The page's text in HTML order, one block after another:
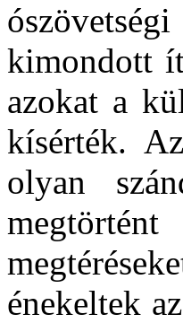
kimondott
azokat a
kísérték.
olyan
énekeltek